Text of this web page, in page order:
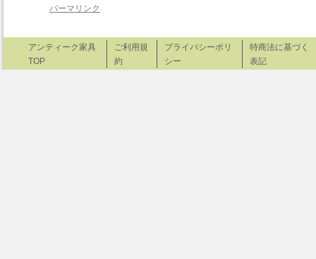
パーマリンク
アンティーク家具
TOP
ご利用規
約
プライバシーポリ
シー
特商法に基づく
表記